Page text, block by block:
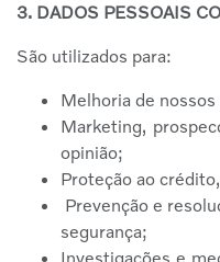
3. DADOS PESSOAIS
São utilizados para:
Melhoria de
Marketing,
opinião;
Proteção ao
Prevenção e
segurança;
Investigações e